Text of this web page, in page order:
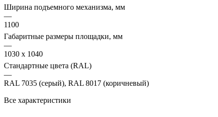
Ширина подъемного механизма, мм
—
1100
Габаритные размеры площадки, мм
—
1030 x 1040
Стандартные цвета (RAL)
—
RAL 7035 (серый), RAL 8017 (коричневый)
Все характеристики